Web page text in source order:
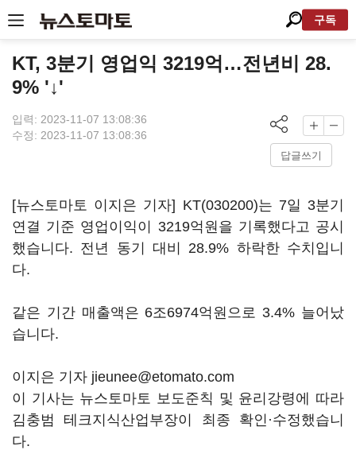
구독
KT, 3분기 영업익 3219억…전년비 28.
9% '↓'
입력: 2023-11-07 13:08:36
수정: 2023-11-07 13:08:36
답글쓰기
[뉴스토마토 이지은 기자] KT(030200)는 7일 3분기
연결 기준 영업이익이 3219억원을 기록했다고 공시
했습니다. 전년 동기 대비 28.9% 하락한 수치입니
다.
같은 기간 매출액은 6조6974억원으로 3.4% 늘어났
습니다.
이지은 기자 jieunee@etomato.com
이 기사는 뉴스토마토 보도준칙 및 윤리강령에 따라
김충범 테크지식산업부장이 최종 확인·수정했습니
다.